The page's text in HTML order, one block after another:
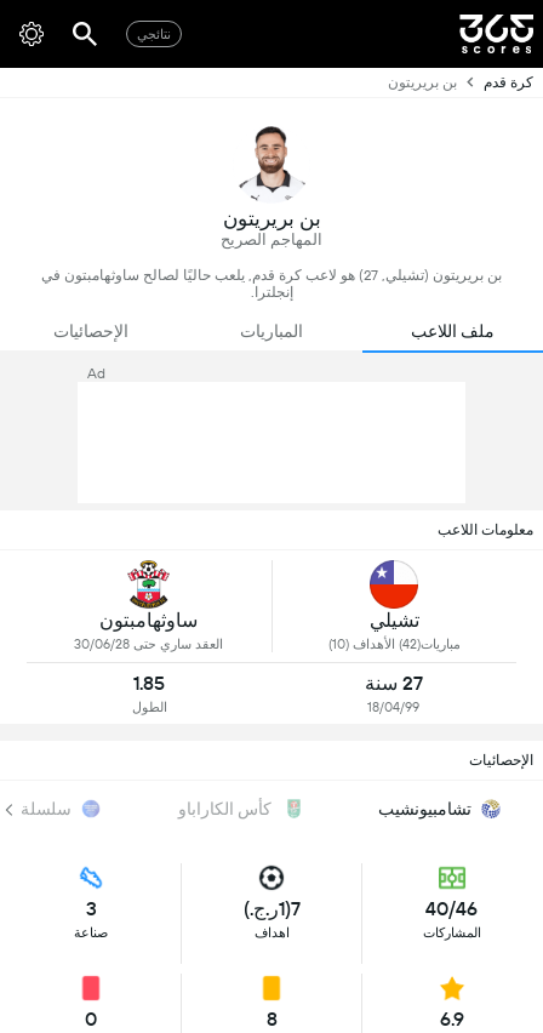
نتائجي
كرة قدم بن بريريتون
بن بريريتون
المهاجم الصريح
بن بريريتون (تشيلي, 27) هو لاعب كرة قدم, يلعب حاليًا لصالح ساوثهامبتون في
إنجلترا.
ملف اللاعب المباريات الإحصائيات
Ad
معلومات اللاعب
تشيلي
مباريات(42) الأهداف (10)
ساوثهامبتون
العقد ساري حتى 30/06/28
27 سنة
18/04/99
1.85
الطول
الإحصائيات
تشامبيونشيب كأس الكاراباو سلسلة
40/46
المشاركات
7(1ر.ج.)
اهداف
3
صناعة
6.9
8
0